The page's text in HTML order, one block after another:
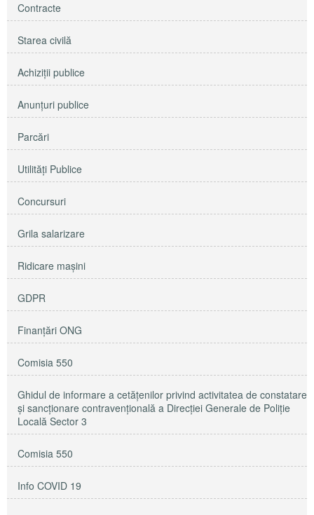
Contracte
Starea civilă
Achiziţii publice
Anunţuri publice
Parcări
Utilităţi Publice
Concursuri
Grila salarizare
Ridicare maşini
GDPR
Finanțări ONG
Comisia 550
Ghidul de informare a cetățenilor privind activitatea de constatare
și sancționare contravențională a Direcției Generale de Poliție
Locală Sector 3
Comisia 550
Info COVID 19